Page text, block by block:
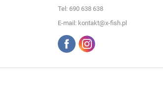
Tel: 690 638 638
E-mail: kontakt@x-fish.pl